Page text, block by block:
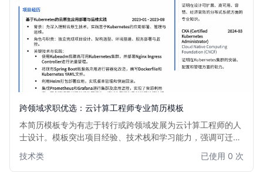
跨领域求职优选：云计算工程师专业简历模板
本简历模板专为有志于转行或跨领域发展为云计算工程师的人
士设计。模板突出项目经验、技术栈和学习能力，强调可迁移
域。简洁高效的布局，让招聘经理快速捕捉您的核心优势。
技术类 已使用 0 次